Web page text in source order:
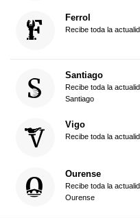
Ferrol
Recibe toda la
Santiago
Recibe toda la
Santiago
Vigo
Recibe toda la
Ourense
Recibe toda la
Ourense